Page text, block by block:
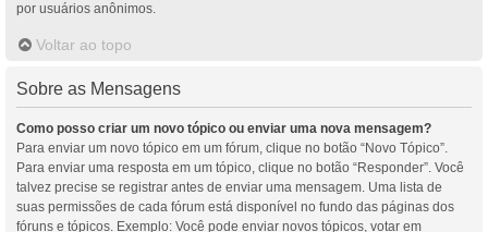
por usuários anônimos.
Voltar ao topo
Sobre as Mensagens
Como posso criar um novo tópico ou enviar uma nova mensagem?
Para enviar um novo tópico em um fórum, clique no botão “Novo Tópico”.
Para enviar uma resposta em um tópico, clique no botão “Responder”. Você
talvez precise se registrar antes de enviar uma mensagem. Uma lista de
suas permissões de cada fórum está disponível no fundo das páginas dos
fóruns e tópicos. Exemplo: Você pode enviar novos tópicos, votar em